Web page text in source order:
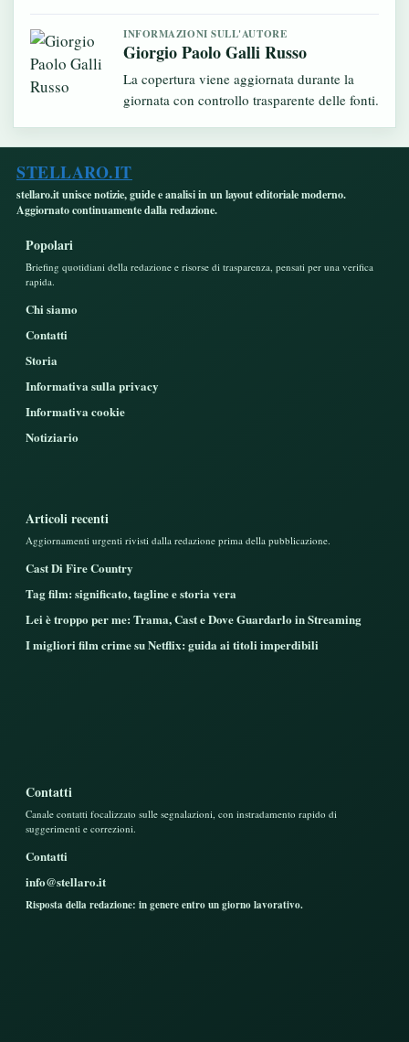
INFORMAZIONI SULL'AUTORE
Giorgio Paolo Galli Russo
La copertura viene aggiornata durante la
giornata con controllo trasparente delle fonti.
STELLARO.IT
stellaro.it unisce notizie, guide e analisi in un layout editoriale moderno.
Aggiornato continuamente dalla redazione.
Popolari
Briefing quotidiani della redazione e risorse di trasparenza, pensati per una verifica
rapida.
Chi siamo
Contatti
Storia
Informativa sulla privacy
Informativa cookie
Notiziario
Articoli recenti
Aggiornamenti urgenti rivisti dalla redazione prima della pubblicazione.
Cast Di Fire Country
Tag film: significato, tagline e storia vera
Lei è troppo per me: Trama, Cast e Dove Guardarlo in Streaming
I migliori film crime su Netflix: guida ai titoli imperdibili
Contatti
Canale contatti focalizzato sulle segnalazioni, con instradamento rapido di
suggerimenti e correzioni.
Contatti
info@stellaro.it
Risposta della redazione: in genere entro un giorno lavorativo.